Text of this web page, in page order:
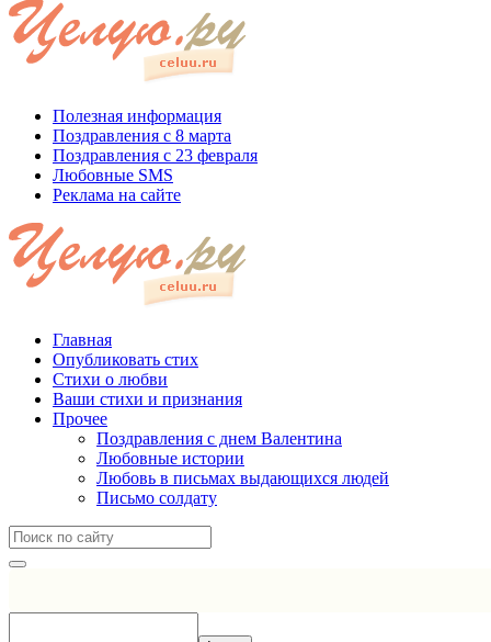
Полезная информация
Поздравления с 8 марта
Поздравления с 23 февраля
Любовные SMS
Реклама на сайте
Главная
Опубликовать стих
Стихи о любви
Ваши стихи и признания
Прочее
Поздравления с днем Валентина
Любовные истории
Любовь в письмах выдающихся людей
Письмо солдату